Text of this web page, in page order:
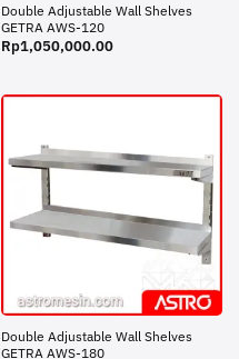
Double Adjustable Wall Shelves
GETRA AWS-120
Rp1,050,000.00
Double Adjustable Wall Shelves
GETRA AWS-180